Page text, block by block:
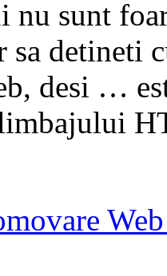
nu sunt
sa detineti
desi …